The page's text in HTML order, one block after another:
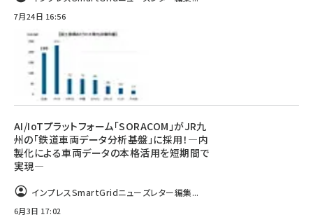
7月24日 16:56
AI/IoTプラットフォーム「SORACOM」がJR九
州の「鉄道車両データ分析基盤」に採用！―内
製化による車両データの本格活用を短期間で
実現―
インプレスSmartGridニューズレター編集...
6月3日 17:02